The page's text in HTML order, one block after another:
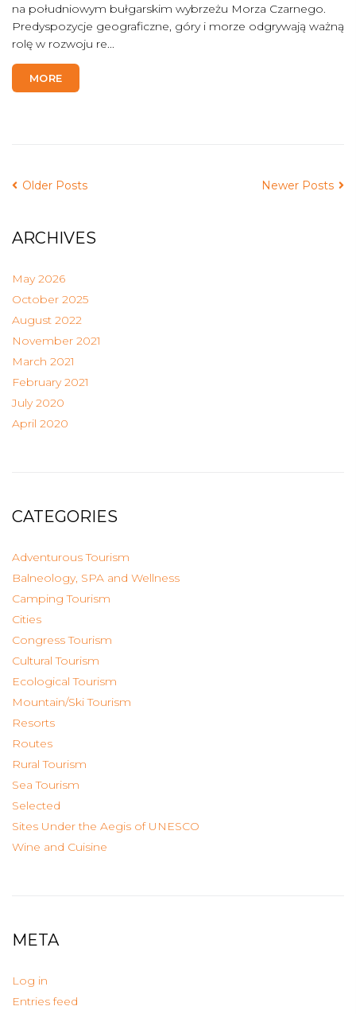
na południowym bułgarskim wybrzeżu Morza Czarnego.
Predyspozycje geograficzne, góry i morze odgrywają ważną
rolę w rozwoju re...
MORE
Older Posts Newer Posts
ARCHIVES
May 2026
October 2025
August 2022
November 2021
March 2021
February 2021
July 2020
April 2020
CATEGORIES
Adventurous Tourism
Balneology, SPA and Wellness
Camping Tourism
Cities
Congress Tourism
Cultural Tourism
Ecological Tourism
Mountain/Ski Tourism
Resorts
Routes
Rural Tourism
Sea Tourism
Selected
Sites Under the Aegis of UNESCO
Wine and Cuisine
META
Log in
Entries feed